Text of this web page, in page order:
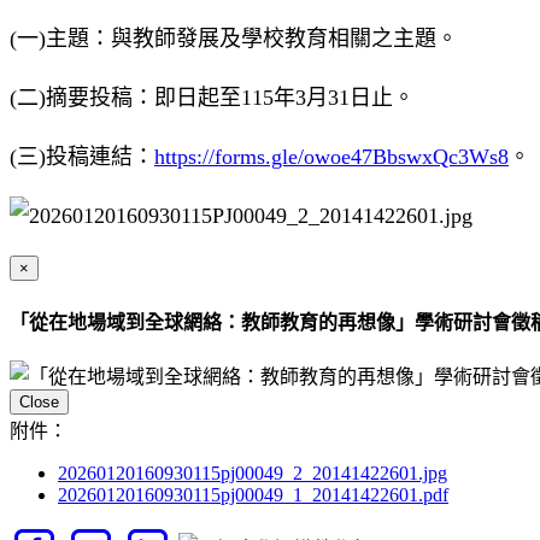
(一)主題：與教師發展及學校教育相關之主題。
(二)摘要投稿：即日起至115年3月31日止。
(三)投稿連結： https://forms.gle/owoe47BbswxQc3Ws8 。
×
「從在地場域到全球網絡：教師教育的再想像」學術研討會徵
Close
附件：
20260120160930115pj00049_2_20141422601.jpg
20260120160930115pj00049_1_20141422601.pdf